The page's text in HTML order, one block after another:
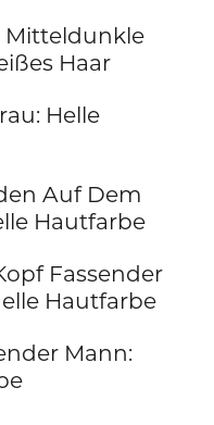
Mitteldunkle
Haar
Helle
Auf Dem
Hautfarbe
Fassender
Hautfarbe
Mann: